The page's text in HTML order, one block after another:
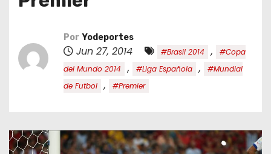
Por Yodeportes
Jun 27, 2014 #Brasil 2014 ,
#Copa
del Mundo 2014
, #Liga Española ,
#Mundial
de Futbol
, #Premier